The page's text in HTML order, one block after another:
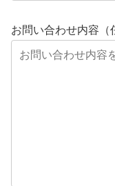
お問い合わせ内容（